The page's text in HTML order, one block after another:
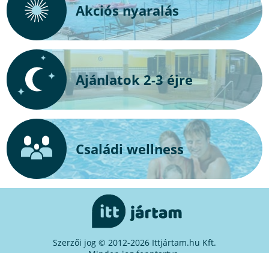
Akciós nyaralás
Ajánlatok 2-3 éjre
Családi wellness
Szerzői jog © 2012-2026 Ittjártam.hu Kft.